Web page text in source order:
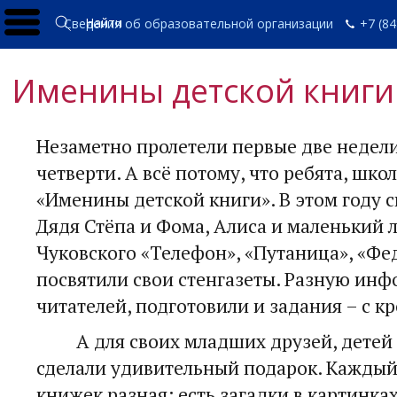
Найти
Сведения об образовательной организации +7
Именины детской книги
Незаметно пролетели первые две
четверти. А всё потому, что ребята,
«Именины детской книги». В этом году
Дядя Стёпа и Фома, Алиса и маленький
Чуковского «Телефон», «Путаница»,
посвятили свои стенгазеты. Разную
читателей, подготовили и задания – с
А для своих младших друзей, детей
сделали удивительный подарок.